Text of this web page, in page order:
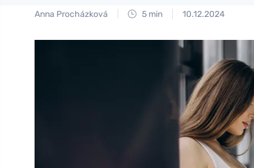
Anna Procházková 5 min 10.12.2024